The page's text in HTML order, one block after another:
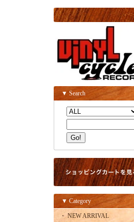
▼ Search
▼ Category
・ NEW ARRIVAL